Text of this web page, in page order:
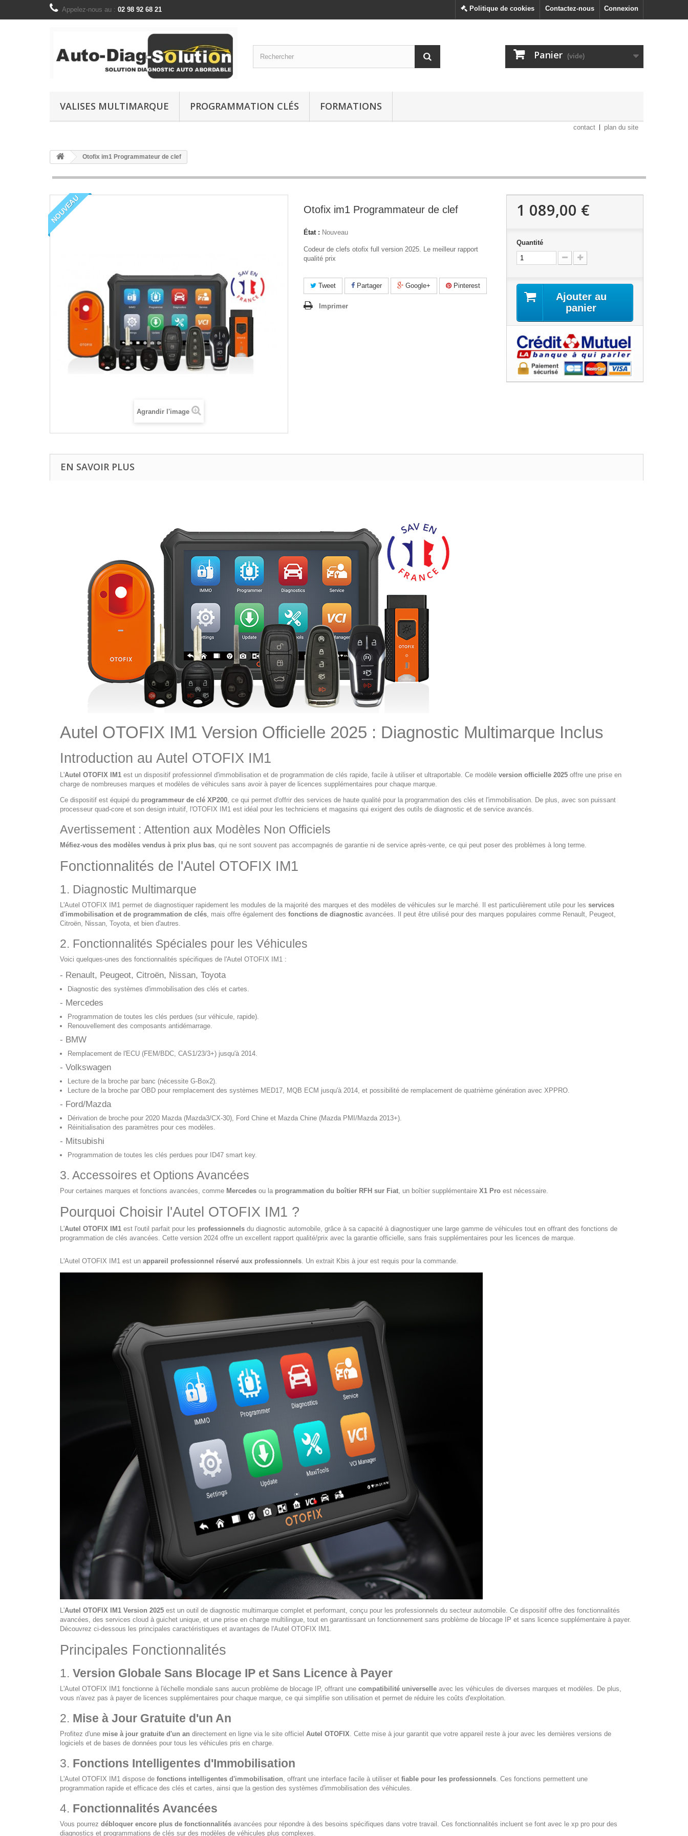
Connexion
Contactez-nous
Politique de cookies
Appelez-nous au : 02 98 92 68 21
Panier (vide)
VALISES MULTIMARQUE PROGRAMMATION CLÉS FORMATIONS
contact plan du site
Otofix im1 Programmateur de clef
NOUVEAU
Agrandir l'image
Otofix im1 Programmateur de clef
État : Nouveau
Codeur de clefs otofix full version 2025. Le meilleur rapport
qualité prix
Tweet Partager Google+ Pinterest
Imprimer
1 089,00 €
Quantité
Ajouter au
panier
EN SAVOIR PLUS
Autel OTOFIX IM1 Version Officielle 2025 : Diagnostic Multimarque Inclus
Introduction au Autel OTOFIX IM1
L'Autel OTOFIX IM1 est un dispositif professionnel d'immobilisation et de programmation de clés rapide, facile à utiliser et ultraportable. Ce modèle version officielle 2025 offre une prise en
charge de nombreuses marques et modèles de véhicules sans avoir à payer de licences supplémentaires pour chaque marque.
Ce dispositif est équipé du programmeur de clé XP200 , ce qui permet d'offrir des services de haute qualité pour la programmation des clés et l'immobilisation. De plus, avec son puissant
processeur quad-core et son design intuitif, l'OTOFIX IM1 est idéal pour les techniciens et magasins qui exigent des outils de diagnostic et de service avancés.
Avertissement : Attention aux Modèles Non Officiels
Méfiez-vous des modèles vendus à prix plus bas , qui ne sont souvent pas accompagnés de garantie ni de service après-vente, ce qui peut poser des problèmes à long terme.
Fonctionnalités de l'Autel OTOFIX IM1
1. Diagnostic Multimarque
L'Autel OTOFIX IM1 permet de diagnostiquer rapidement les modules de la majorité des marques et des modèles de véhicules sur le marché. Il est particulièrement utile pour les services
d'immobilisation et de programmation de clés , mais offre également des fonctions de diagnostic avancées. Il peut être utilisé pour des marques populaires comme Renault, Peugeot,
Citroën, Nissan, Toyota, et bien d'autres.
2. Fonctionnalités Spéciales pour les Véhicules
Voici quelques-unes des fonctionnalités spécifiques de l'Autel OTOFIX IM1 :
- Renault, Peugeot, Citroën, Nissan, Toyota
Diagnostic des systèmes d'immobilisation des clés et cartes.
- Mercedes
Programmation de toutes les clés perdues (sur véhicule, rapide).
Renouvellement des composants antidémarrage.
- BMW
Remplacement de l'ECU (FEM/BDC, CAS1/23/3+) jusqu'à 2014.
- Volkswagen
Lecture de la broche par banc (nécessite G-Box2).
Lecture de la broche par OBD pour remplacement des systèmes MED17, MQB ECM jusqu'à 2014, et possibilité de remplacement de quatrième génération avec XPPRO.
- Ford/Mazda
Dérivation de broche pour 2020 Mazda (Mazda3/CX-30), Ford Chine et Mazda Chine (Mazda PMI/Mazda 2013+).
Réinitialisation des paramètres pour ces modèles.
- Mitsubishi
Programmation de toutes les clés perdues pour ID47 smart key.
3. Accessoires et Options Avancées
Pour certaines marques et fonctions avancées, comme Mercedes ou la programmation du boîtier RFH sur Fiat , un boîtier supplémentaire X1 Pro est nécessaire.
Pourquoi Choisir l'Autel OTOFIX IM1 ?
L'Autel OTOFIX IM1 est l'outil parfait pour les professionnels du diagnostic automobile, grâce à sa capacité à diagnostiquer une large gamme de véhicules tout en offrant des fonctions de
programmation de clés avancées. Cette version 2024 offre un excellent rapport qualité/prix avec la garantie officielle, sans frais supplémentaires pour les licences de marque.
L'Autel OTOFIX IM1 est un appareil professionnel réservé aux professionnels . Un extrait Kbis à jour est requis pour la commande.
L'Autel OTOFIX IM1 Version 2025 est un outil de diagnostic multimarque complet et performant, conçu pour les professionnels du secteur automobile. Ce dispositif offre des fonctionnalités
avancées, des services cloud à guichet unique, et une prise en charge multilingue, tout en garantissant un fonctionnement sans problème de blocage IP et sans licence supplémentaire à payer.
Découvrez ci-dessous les principales caractéristiques et avantages de l'Autel OTOFIX IM1.
Principales Fonctionnalités
1. Version Globale Sans Blocage IP et Sans Licence à Payer
L'Autel OTOFIX IM1 fonctionne à l'échelle mondiale sans aucun problème de blocage IP, offrant une compatibilité universelle avec les véhicules de diverses marques et modèles. De plus,
vous n'avez pas à payer de licences supplémentaires pour chaque marque, ce qui simplifie son utilisation et permet de réduire les coûts d'exploitation.
2. Mise à Jour Gratuite d'un An
Profitez d'une mise à jour gratuite d'un an directement en ligne via le site officiel Autel OTOFIX . Cette mise à jour garantit que votre appareil reste à jour avec les dernières versions de
logiciels et de bases de données pour tous les véhicules pris en charge.
3. Fonctions Intelligentes d'Immobilisation
L'Autel OTOFIX IM1 dispose de fonctions intelligentes d'immobilisation , offrant une interface facile à utiliser et fiable pour les professionnels . Ces fonctions permettent une
programmation rapide et efficace des clés et cartes, ainsi que la gestion des systèmes d'immobilisation des véhicules.
4. Fonctionnalités Avancées
Vous pourrez débloquer encore plus de fonctionnalités avancées pour répondre à des besoins spécifiques dans votre travail. Ces fonctionnalités incluent se font avec le xp pro pour des
diagnostics et programmations de clés sur des modèles de véhicules plus complexes.